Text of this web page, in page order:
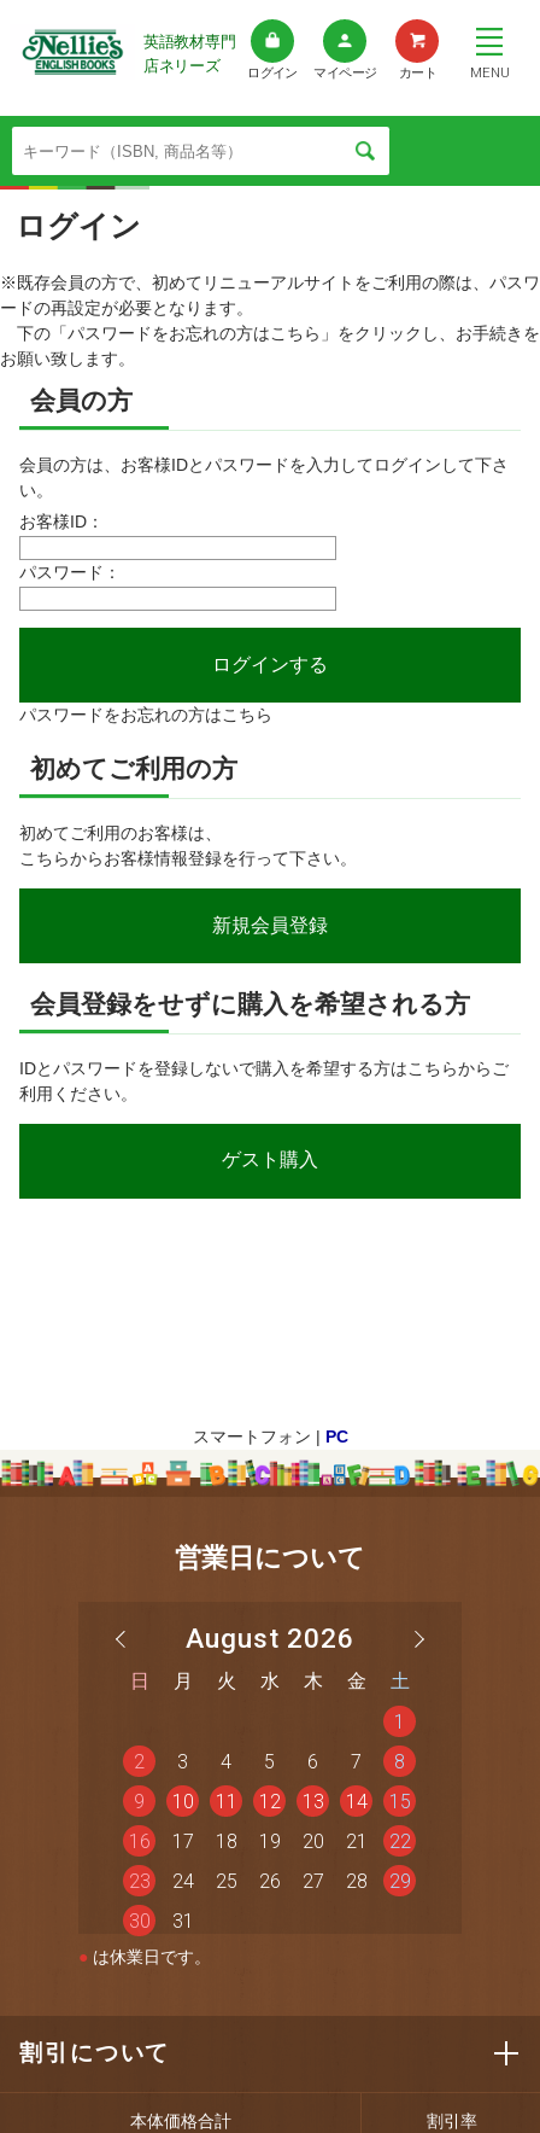
英語教材専門
店ネリーズ
ログイン マイページ カート MENU
ログイン
※既存会員の方で、初めてリニューアルサイトをご利用の際は、パスワ
ードの再設定が必要となります。
下の「パスワードをお忘れの方はこちら」をクリックし、お手続きを
お願い致します。
会員の方
会員の方は、お客様IDとパスワードを入力してログインして下さ
い。
お客様ID：
パスワード：
パスワードをお忘れの方はこちら
初めてご利用の方
初めてご利用のお客様は、
こちらからお客様情報登録を行って下さい。
会員登録をせずに購入を希望される方
IDとパスワードを登録しないで購入を希望する方はこちらからご
利用ください。
スマートフォン | PC
営業日について
August 2026
日 月 火 水 木 金
土
1
2
3 4 5 6 7
8
9
10 11 12 13 14
15
16
17 18 19 20 21
22
23
24 25 26 27 28
29
30
31
● は休業日です。
割引について
本体価格合計 割引率